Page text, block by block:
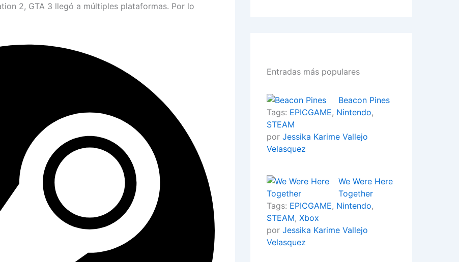
2, GTA 3 llegó a múltiples plataformas. Por lo
Entradas más populares
Beacon Pines
Tags: EPICGAME, Nintendo,
STEAM
por Jessika Karime Vallejo
Velasquez
We Were Here
Together
Tags: EPICGAME, Nintendo,
STEAM, Xbox
por Jessika Karime Vallejo
Velasquez